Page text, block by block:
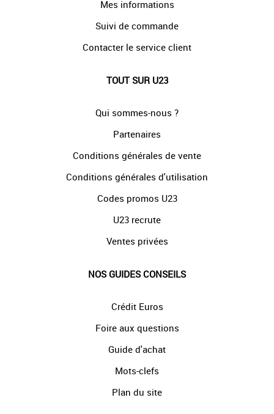
Mes informations
Suivi de commande
Contacter le service client
TOUT SUR U23
Qui sommes-nous ?
Partenaires
Conditions générales de vente
Conditions générales d'utilisation
Codes promos U23
U23 recrute
Ventes privées
NOS GUIDES CONSEILS
Crédit Euros
Foire aux questions
Guide d'achat
Mots-clefs
Plan du site